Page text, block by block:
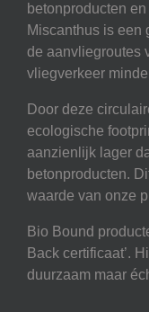
betonproducten
Miscanthus is een
de aanvliegroutes
vliegverkeer
Door deze
ecologische
aanzienlijk lager
betonproducten.
waarde van onze
Bio Bound
Back certificaat’.
duurzaam maar